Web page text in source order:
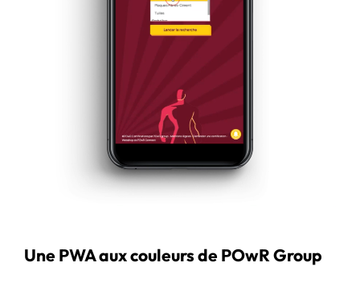
Une PWA aux couleurs de POwR Group